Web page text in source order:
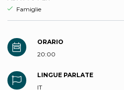
Esperienza adatta per
Famiglie
ORARIO
20:00
LINGUE PARLATE
IT